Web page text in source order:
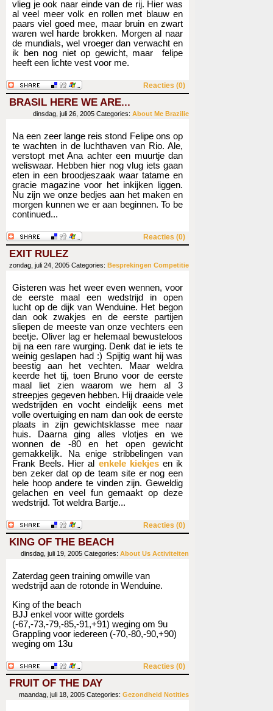
vlieg je ook naar einde van de rij. Hier was
al veel meer volk en rollen met blauw en
paars viel goed mee, maar bruin en zwart
waren wel harde brokken. Morgen al naar
de mundials, wel vroeger dan verwacht en
ik ben nog niet op gewicht, maar felipe
heeft een lichte vest voor me.
Reacties (0)
BRASIL HERE WE ARE...
dinsdag, juli 26, 2005 Categories: About Me Brazilie
Na een zeer lange reis stond Felipe ons op
te wachten in de luchthaven van Rio. Ale,
verstopt met Ana achter een muurtje dan
weliswaar. Hebben hier nog vlug iets gaan
eten in een broodjeszaak waar tatame en
gracie magazine voor het inkijken liggen.
Nu zijn we onze bedjes aan het maken en
morgen kunnen we er aan beginnen. To be
continued...
Reacties (0)
EXIT RULEZ
zondag, juli 24, 2005 Categories: Besprekingen Competitie
Gisteren was het weer even wennen, voor
de eerste maal een wedstrijd in open
lucht op de dijk van Wenduine. Het begon
dan ook zwakjes en de eerste partijen
sliepen de meeste van onze vechters een
beetje. Oliver lag er helemaal bewusteloos
bij na een rare wurging. Denk dat ie iets te
weinig geslapen had :) Spijtig want hij was
beestig aan het vechten. Maar weldra
keerde het tij, toen Bruno voor de eerste
maal liet zien waarom we hem al 3
streepjes gegeven hebben. Hij draaide vele
wedstrijden en vocht eindelijk eens met
volle overtuiging en nam dan ook de eerste
plaats in zijn gewichtsklasse mee naar
huis. Daarna ging alles vlotjes en we
wonnen de -80 en het open gewicht
gemakkelijk. Na enige stribbelingen van
Frank Beels. Hier al enkele kiekjesen ik
ben zeker dat op de team site er nog een
hele hoop andere te vinden zijn. Geweldig
gelachen en veel fun gemaakt op deze
wedstrijd. Tot weldra Bartje...
Reacties (0)
KING OF THE BEACH
dinsdag, juli 19, 2005 Categories: About Us Activiteiten
Zaterdag geen training omwille van
wedstrijd aan de rotonde in Wenduine.
King of the beach
BJJ enkel voor witte gordels
(-67,-73,-79,-85,-91,+91) weging om 9u
Grappling voor iedereen (-70,-80,-90,+90)
weging om 13u
Reacties (0)
FRUIT OF THE DAY
maandag, juli 18, 2005 Categories: Gezondheid Notities